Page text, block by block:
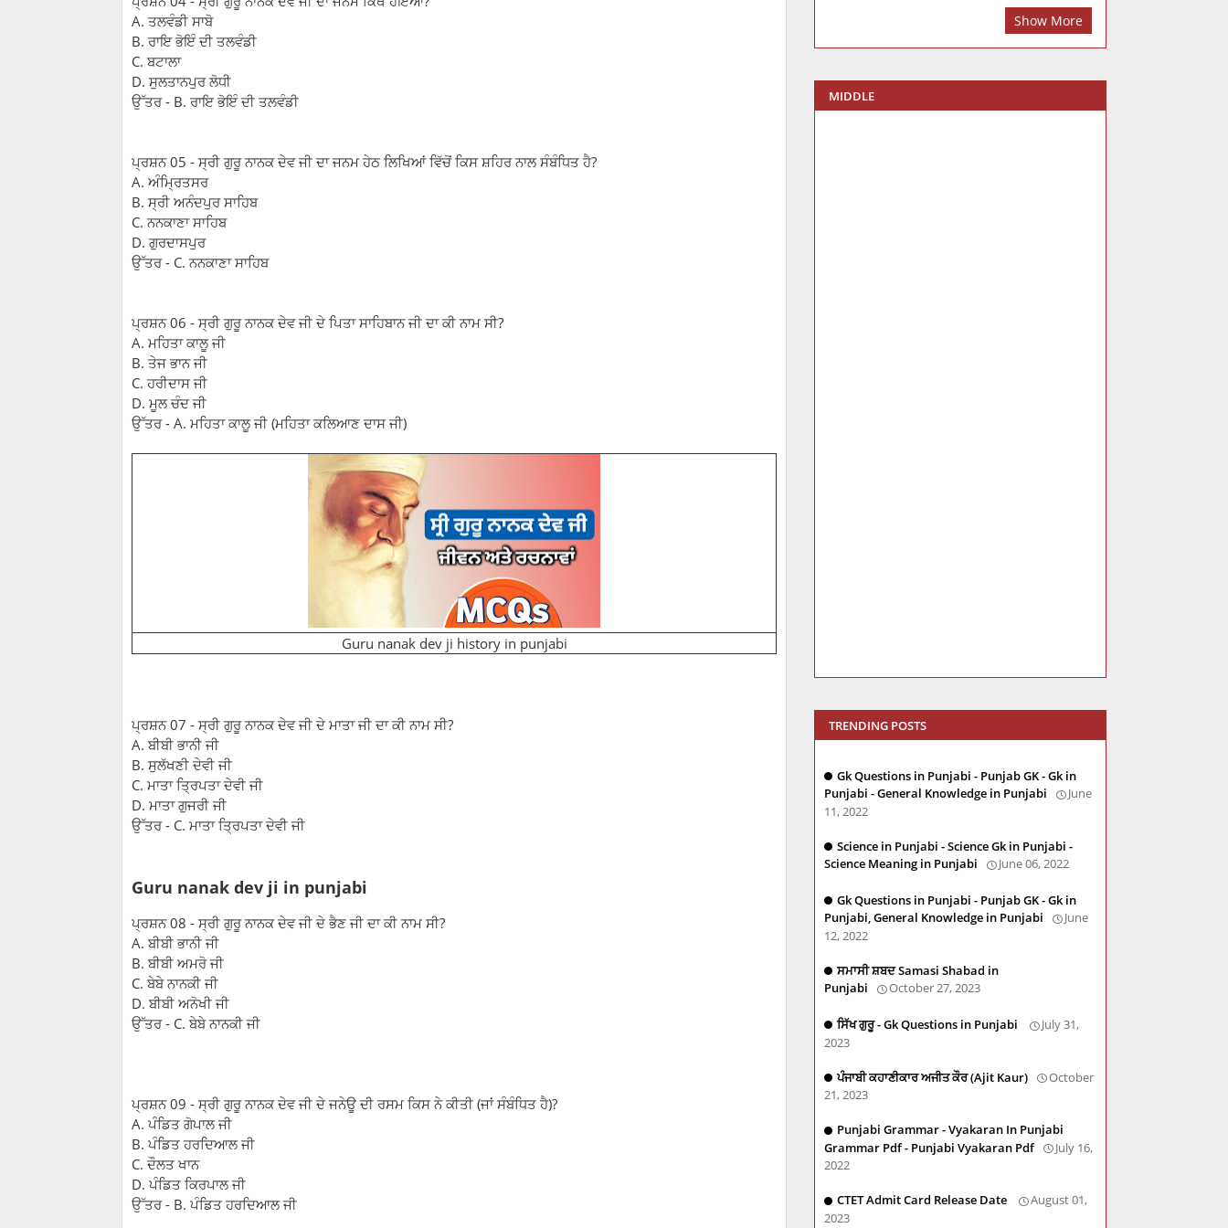
A. ਤਲਵੰਡੀ ਸਾਬੋ
B. ਰਾਇ ਭੋਇੰ ਦੀ ਤਲਵੰਡੀ
C. ਬਟਾਲਾ
D. ਸੁਲਤਾਨਪੁਰ ਲੋਧੀ
ਉੱਤਰ - B. ਰਾਇ ਭੋਇੰ ਦੀ ਤਲਵੰਡੀ
ਪ੍ਰਸ਼ਨ 05 - ਸ੍ਰੀ ਗੁਰੂ ਨਾਨਕ ਦੇਵ ਜੀ ਦਾ ਜਨਮ ਹੇਠ ਲਿਖਿਆਂ ਵਿੱਚੋਂ ਕਿਸ ਸ਼ਹਿਰ ਨਾਲ ਸੰਬੰਧਿਤ ਹੈ?
A. ਅੰਮ੍ਰਿਤਸਰ
B. ਸ੍ਰੀ ਅਨੰਦਪੁਰ ਸਾਹਿਬ
C. ਨਨਕਾਣਾ ਸਾਹਿਬ
D. ਗੁਰਦਾਸਪੁਰ
ਉੱਤਰ - C. ਨਨਕਾਣਾ ਸਾਹਿਬ
ਪ੍ਰਸ਼ਨ 06 - ਸ੍ਰੀ ਗੁਰੂ ਨਾਨਕ ਦੇਵ ਜੀ ਦੇ ਪਿਤਾ ਸਾਹਿਬਾਨ ਜੀ ਦਾ ਕੀ ਨਾਮ ਸੀ?
A. ਮਹਿਤਾ ਕਾਲੂ ਜੀ
B. ਤੇਜ ਭਾਨ ਜੀ
C. ਹਰੀਦਾਸ ਜੀ
D. ਮੂਲ ਚੰਦ ਜੀ
ਉੱਤਰ - A. ਮਹਿਤਾ ਕਾਲੂ ਜੀ (ਮਹਿਤਾ ਕਲਿਆਣ ਦਾਸ ਜੀ)
Guru nanak dev ji history in punjabi
ਪ੍ਰਸ਼ਨ 07 - ਸ੍ਰੀ ਗੁਰੂ ਨਾਨਕ ਦੇਵ ਜੀ ਦੇ ਮਾਤਾ ਜੀ ਦਾ ਕੀ ਨਾਮ ਸੀ?
A. ਬੀਬੀ ਭਾਨੀ ਜੀ
B. ਸੁਲੱਖਣੀ ਦੇਵੀ ਜੀ
C. ਮਾਤਾ ਤ੍ਰਿਪਤਾ ਦੇਵੀ ਜੀ
D. ਮਾਤਾ ਗੁਜਰੀ ਜੀ
ਉੱਤਰ - C. ਮਾਤਾ ਤ੍ਰਿਪਤਾ ਦੇਵੀ ਜੀ
Guru nanak dev ji in punjabi
ਪ੍ਰਸ਼ਨ 08 - ਸ੍ਰੀ ਗੁਰੂ ਨਾਨਕ ਦੇਵ ਜੀ ਦੇ ਭੈਣ ਜੀ ਦਾ ਕੀ ਨਾਮ ਸੀ?
A. ਬੀਬੀ ਭਾਨੀ ਜੀ
B. ਬੀਬੀ ਅਮਰੋ ਜੀ
C. ਬੇਬੇ ਨਾਨਕੀ ਜੀ
D. ਬੀਬੀ ਅਨੋਖੀ ਜੀ
ਉੱਤਰ - C. ਬੇਬੇ ਨਾਨਕੀ ਜੀ
ਪ੍ਰਸ਼ਨ 09 - ਸ੍ਰੀ ਗੁਰੂ ਨਾਨਕ ਦੇਵ ਜੀ ਦੇ ਜਨੇਊ ਦੀ ਰਸਮ ਕਿਸ ਨੇ ਕੀਤੀ (ਜਾਂ ਸੰਬੰਧਿਤ ਹੈ)?
A. ਪੰਡਿਤ ਗੋਪਾਲ ਜੀ
B. ਪੰਡਿਤ ਹਰਦਿਆਲ ਜੀ
C. ਦੌਲਤ ਖਾਨ
D. ਪੰਡਿਤ ਕਿਰਪਾਲ ਜੀ
ਉੱਤਰ - B. ਪੰਡਿਤ ਹਰਦਿਆਲ ਜੀ
Show More
MIDDLE
TRENDING POSTS
Gk Questions in Punjabi - Punjab GK - Gk in
Punjabi - General Knowledge in Punjabi
June
11, 2022
Science in Punjabi - Science Gk in Punjabi -
Science Meaning in Punjabi
June 06, 2022
Gk Questions in Punjabi - Punjab GK - Gk in
Punjabi, General Knowledge in Punjabi
June
12, 2022
ਸਮਾਸੀ ਸ਼ਬਦ Samasi Shabad in
Punjabi
October 27, 2023
ਸਿੱਖ ਗੁਰੂ - Gk Questions in Punjabi
July 31,
2023
ਪੰਜਾਬੀ ਕਹਾਣੀਕਾਰ ਅਜੀਤ ਕੌਰ (Ajit Kaur)
October
21, 2023
Punjabi Grammar - Vyakaran In Punjabi
Grammar Pdf - Punjabi Vyakaran Pdf
July 16,
2022
CTET Admit Card Release Date
August 01,
2023